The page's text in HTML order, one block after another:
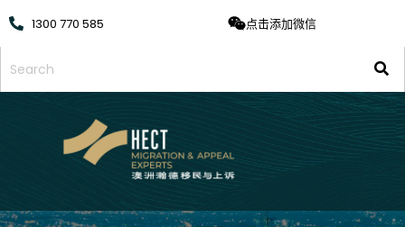
1300 770 585 点击添加微信